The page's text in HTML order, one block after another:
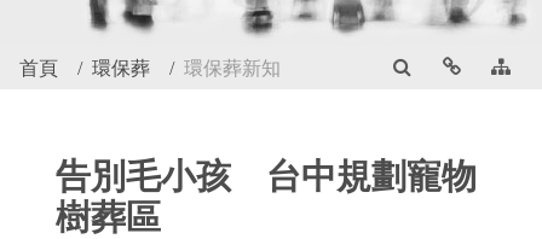
首頁 環保葬 環保葬新知
告別毛小孩 台中規劃寵物
樹葬區